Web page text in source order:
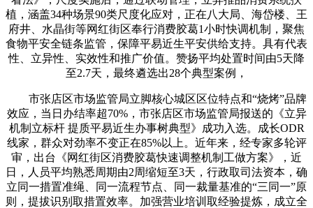
植，涵盖34种场景90类尺度化应对，正在八大局、海岱楼、王
府井、水晶街等网红街区奉行消费胶葛1小时快调机制，聚焦
食物平安全链条监管，保障平易近生平安供给支持。具有代表
性、立异性、实效性和推广价值。赞扬平均处置时间由5天降
至2.7天，最终遴选出28个典型案例，
市张店区市场监管局立脚核心城区区位特点和“烧烤”品牌
效应，当日办结率超70%，市张店区市场监管局报送的《立异
机制立标杆 提质平易近生办事树典型》成功入选。成长ODR
线家，群众对劲率不变正在85%以上。近年来，经专家多轮评
审，出台《网红街区消费胶葛快速调整机制工做方案》，近
日，人员平均熟悉周期由2周缩短至3天，行政取司法资本，确
立同一措置准绳、同一流程节点、同一裁量基准的“三同一”原
则，提拔识别取措置效率。加强营业培训取经验提炼，成立全